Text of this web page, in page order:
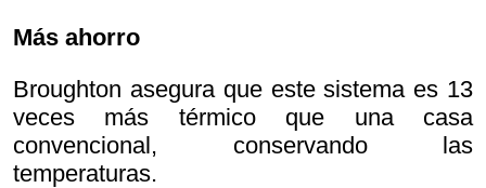
Más ahorro
Broughton asegura que este sistema es 13
veces más térmico que una casa
convencional, conservando las
temperaturas.